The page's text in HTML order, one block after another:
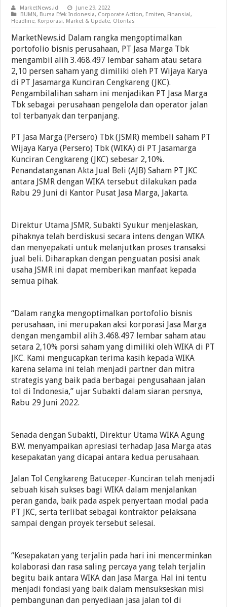
MarketNews.id
June 29, 2022
BUMN, Bursa Efek Indonesia, Corporate Action, Emiten, Finansial,
Headline, Korporasi, Market & Update, Otoritas
MarketNews.id Dalam rangka mengoptimalkan
portofolio bisnis perusahaan, PT Jasa Marga Tbk
mengambil alih 3.468.497 lembar saham atau setara
2,10 persen saham yang dimiliki oleh PT Wijaya Karya
di PT Jasamarga Kunciran Cengkareng (JKC).
Pengambilalihan saham ini menjadikan PT Jasa Marga
Tbk sebagai perusahaan pengelola dan operator jalan
tol terbanyak dan terpanjang.
PT Jasa Marga (Persero) Tbk (JSMR) membeli saham PT
Wijaya Karya (Persero) Tbk (WIKA) di PT Jasamarga
Kunciran Cengkareng (JKC) sebesar 2,10%.
Penandatanganan Akta Jual Beli (AJB) Saham PT JKC
antara JSMR dengan WIKA tersebut dilakukan pada
Rabu 29 Juni di Kantor Pusat Jasa Marga, Jakarta.
Direktur Utama JSMR, Subakti Syukur menjelaskan,
pihaknya telah berdiskusi secara intens dengan WIKA
dan menyepakati untuk melanjutkan proses transaksi
jual beli. Diharapkan dengan penguatan posisi anak
usaha JSMR ini dapat memberikan manfaat kepada
semua pihak.
“Dalam rangka mengoptimalkan portofolio bisnis
perusahaan, ini merupakan aksi korporasi Jasa Marga
dengan mengambil alih 3.468.497 lembar saham atau
setara 2,10% porsi saham yang dimiliki oleh WIKA di PT
JKC. Kami mengucapkan terima kasih kepada WIKA
karena selama ini telah menjadi partner dan mitra
strategis yang baik pada berbagai pengusahaan jalan
tol di Indonesia,” ujar Subakti dalam siaran persnya,
Rabu 29 Juni 2022.
Senada dengan Subakti, Direktur Utama WIKA Agung
B.W. menyampaikan apresiasi terhadap Jasa Marga atas
kesepakatan yang dicapai antara kedua perusahaan.
Jalan Tol Cengkareng Batuceper-Kunciran telah menjadi
sebuah kisah sukses bagi WIKA dalam menjalankan
peran ganda, baik pada aspek penyertaan modal pada
PT JKC, serta terlibat sebagai kontraktor pelaksana
sampai dengan proyek tersebut selesai.
“Kesepakatan yang terjalin pada hari ini mencerminkan
kolaborasi dan rasa saling percaya yang telah terjalin
begitu baik antara WIKA dan Jasa Marga. Hal ini tentu
menjadi fondasi yang baik dalam mensukseskan misi
pembangunan dan penyediaan jasa jalan tol di